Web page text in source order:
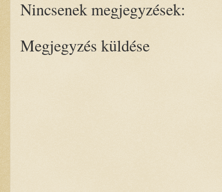
Nincsenek megjegyzések:
Megjegyzés küldése